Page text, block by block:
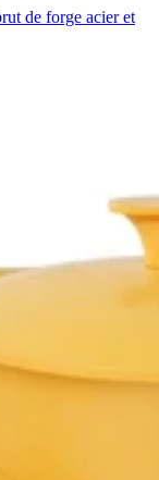
de forge acier et